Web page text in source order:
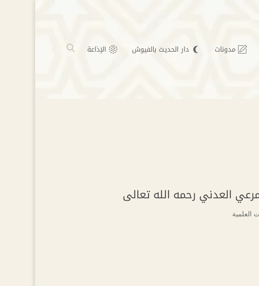
مدونات دار الحديث بالفيوش الإذاعة
العدني رحمه الله تعالى
العلمية